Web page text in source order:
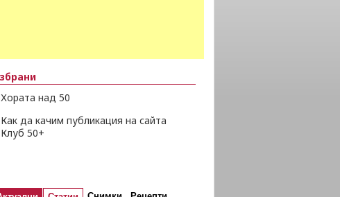
Хората над 50
Как да качим публикация на сайта
Клуб 50+